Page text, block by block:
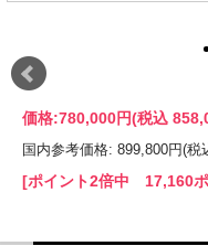
価格:780,000円(税込
国内参考価格: 899,800円(税
[ポイント2倍中 17,160